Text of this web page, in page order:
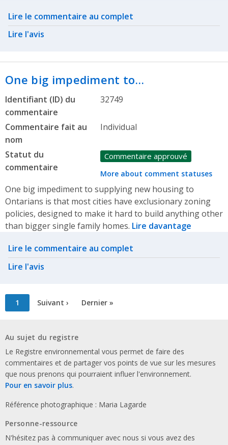
Related actions
Lire le commentaire au complet
Lire l'avis
One big impediment to…
Identifiant (ID) du
commentaire
32749
Commentaire fait au
nom
Individual
Statut du
commentaire
Commentaire approuvé
More about comment statuses
One big impediment to supplying new housing to
Ontarians is that most cities have exclusionary zoning
policies, designed to make it hard to build anything other
than bigger single family homes. Lire davantage
Related actions
Lire le commentaire au complet
Lire l'avis
Pagination
Page
courante
1
Page
Suivant ›
Dernière
Dernier »
Au sujet du registre
Le Registre environnemental vous permet de faire des
commentaires et de partager vos points de vue sur les mesures
que nous prenons qui pourraient influer l'environnement.
Pour en savoir plus.
Référence photographique : Maria Lagarde
Personne-ressource
N'hésitez pas à communiquer avec nous si vous avez des